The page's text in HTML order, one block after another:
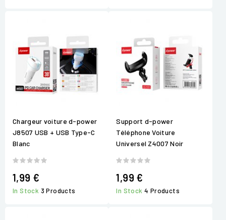
Chargeur voiture d-power
J8507 USB + USB Type-C
Blanc
1,99 €
In Stock 3 Products
Support d-power
Téléphone Voiture
Universel Z4007 Noir
1,99 €
In Stock4 Products